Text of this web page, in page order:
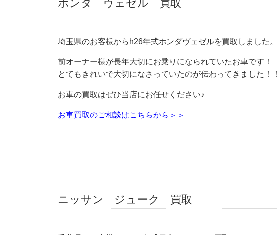
ホンダ ヴェゼル 買取
埼玉県のお客様からh26年式ホンダヴェゼルを買取しました。
前オーナー様が長年大切にお乗りになられていたお車です！
とてもきれいで大切になさっていたのが伝わってきました！！
お車の買取はぜひ当店にお任せください♪
お車買取のご相談はこちらから＞＞
ニッサン ジューク 買取